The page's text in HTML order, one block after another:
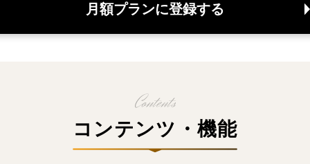
月額プランに登録する
コンテンツ・機能